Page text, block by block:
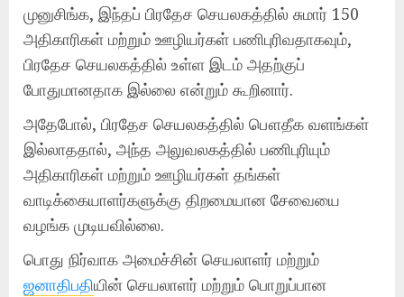
முனுசிங்க, இந்தப் பிரதேச செயலகத்தில் சுமார் 150
அதிகாரிகள் மற்றும் ஊழியர்கள் பணிபுரிவதாகவும்,
பிரதேச செயலகத்தில் உள்ள இடம் அதற்குப்
போதுமானதாக இல்லை என்றும் கூறினார்.
அதேபோல், பிரதேச செயலகத்தில் பௌதீக வளங்கள்
இல்லாததால், அந்த அலுவலகத்தில் பணிபுரியும்
அதிகாரிகள் மற்றும் ஊழியர்கள் தங்கள்
வாடிக்கையாளர்களுக்கு திறமையான சேவையை
வழங்க முடியவில்லை.
பொது நிர்வாக அமைச்சின் செயலாளர் மற்றும்
ஜனாதிபதியின் செயலாளர் மற்றும் பொறுப்பான